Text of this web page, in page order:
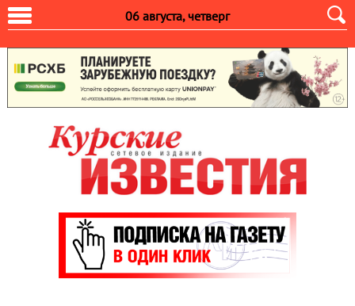
06 августа, четверг